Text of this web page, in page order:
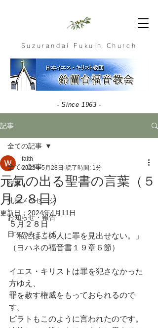
Suzurandai Fukuin Church
- Since 1963 -
記事
全ての記事
行事
礼拝メッセージ
お知らせ・報告
日々のみことば
全ての記事
元気の出る聖書の言葉（５
月２８日）
faith
2023年5月28日 読了時間: 1分
更新日： 2024年4月11日
５月２８日
「私にはこの人に罪を見出せない。」
（ヨハネの福音書１９章６節）
イエス・キリストは罪を犯さなかった
方ゆえ、
罪を赦す権威をもっておられるので
す。
ピラトもこのように言われたのです。